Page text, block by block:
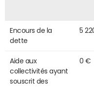
Encours de la
dette
5
Aide aux
collectivités ayant
souscrit des
0 €